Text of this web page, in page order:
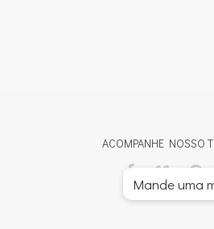
ACOMPANHE NOSSO
Mande uma